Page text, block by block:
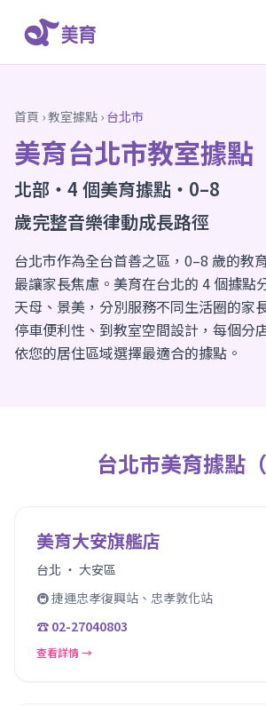
首頁 ›教室據點 › 台北市
美育台北市教室據點
北部・4 個美育據點・0–8
歲完整音樂律動成長路徑
台北市作為全台首善之區，0–8 歲的教
最讓家長焦慮。美育在台北的 4 個據點
天母、景美，分別服務不同生活圈的家
停車便利性、到教室空間設計，每個
依您的居住區域選擇最適合的據點。
台北市美育據點（
美育大安旗艦店
台北 ・ 大安區
🚇 捷運忠孝復興站、忠孝敦化站
☎ 02-27040803
查看詳情 →